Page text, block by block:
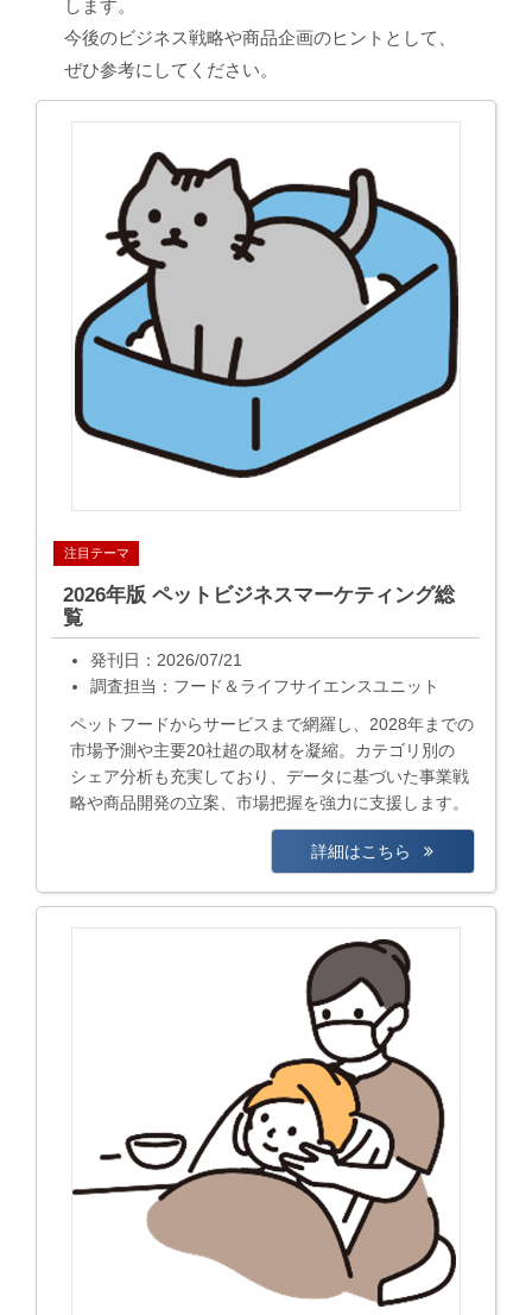
します。
今後のビジネス戦略や商品企画のヒントとして、
ぜひ参考にしてください。
注目テーマ
2026年版 ペットビジネスマーケティング総
覧
発刊日：2026/07/21
調査担当：フード＆ライフサイエンスユニット
ペットフードからサービスまで網羅し、2028年までの
市場予測や主要20社超の取材を凝縮。カテゴリ別の
シェア分析も充実しており、データに基づいた事業戦
略や商品開発の立案、市場把握を強力に支援します。
詳細はこちら